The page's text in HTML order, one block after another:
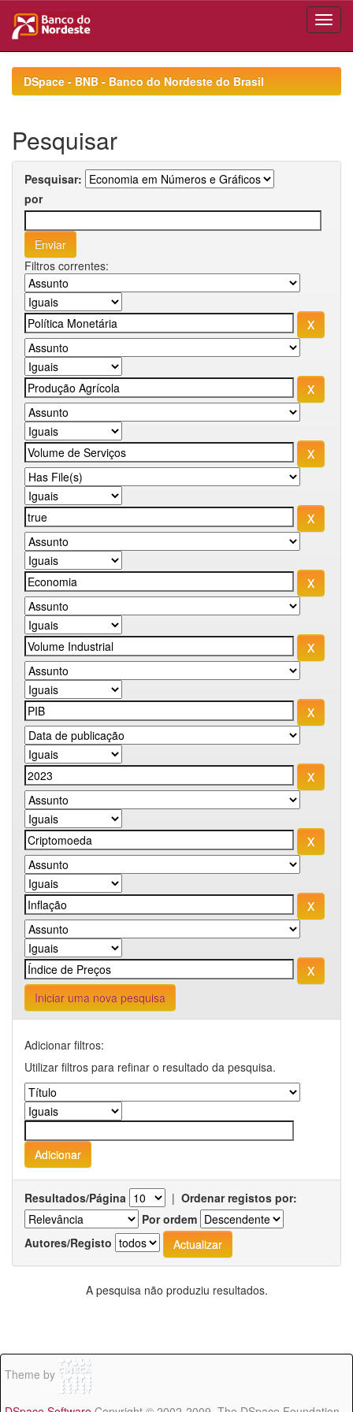
navigationDSpace - BNB - Banco do Nordeste do Brasil
Pesquisar
Pesquisar:
por
Filtros correntes:
Iniciar uma nova pesquisa
Adicionar filtros:
Utilizar filtros para refinar o resultado da pesquisa.
Resultados/Página | Ordenar registos por:
Por ordem
Autores/Registo
A pesquisa não produziu resultados.
Theme by